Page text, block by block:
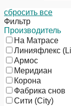
сбросить все
Фильтр
Производитель
На Матрасе
Линияфлекс
Армос
Меридиан
Корона
Фабрика снов
Сити (City)